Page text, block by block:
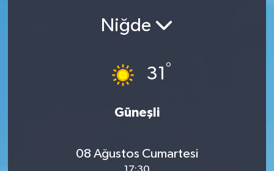
Niğde
31°
Güneşli
08 Ağustos Cumartesi